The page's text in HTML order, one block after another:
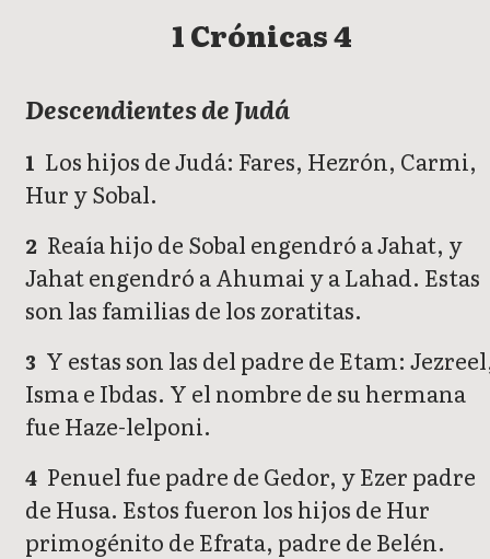
1 Crónicas 4
Descendientes de Judá
1 Los hijos de Judá: Fares, Hezrón, Carmi,
Hur y Sobal.
2 Reaía hijo de Sobal engendró a Jahat, y
Jahat engendró a Ahumai y a Lahad. Estas
son las familias de los zoratitas.
3 Y estas son las del padre de Etam:
Isma e Ibdas. Y el nombre de su hermana
fue Haze-lelponi.
4 Penuel fue padre de Gedor, y Ezer padre
de Husa. Estos fueron los hijos de Hur
primogénito de Efrata, padre de Belén.